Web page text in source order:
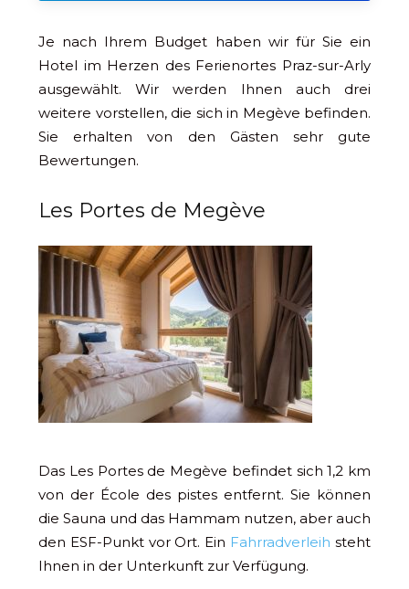
Je nach Ihrem Budget haben wir für Sie ein
Hotel im Herzen des Ferienortes Praz-sur-Arly
ausgewählt. Wir werden Ihnen auch drei
weitere vorstellen, die sich in Megève befinden.
Sie erhalten von den Gästen sehr gute
Bewertungen.
Les Portes de Megève
Das Les Portes de Megève befindet sich 1,2 km
von der École des pistes entfernt. Sie können
die Sauna und das Hammam nutzen, aber auch
den ESF-Punkt vor Ort. Ein Fahrradverleih steht
Ihnen in der Unterkunft zur Verfügung.